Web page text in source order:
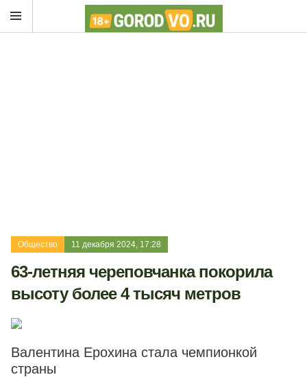
Общество 11 декабря 2024, 17:28
63-летняя череповчанка покорила
высоту более 4 тысяч метров
Валентина Ерохина стала чемпионкой
страны